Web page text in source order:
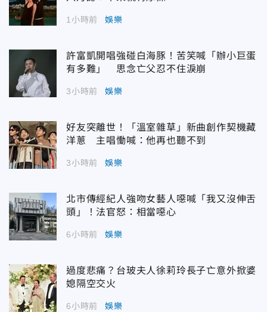
1小時前 娛樂
許富凱開唱強碰白海豚！苦笑喊「辦小巨蛋
有多難」 思念亡父忍不住淚崩
3小時前 娛樂
好友突離世！「溫室雜草」新曲創作契機藏
洋蔥 主唱慟喊：他再也聽不到
3小時前 娛樂
北市傳經紀人強吻女藝人噁喊「我又沒伸舌
頭」！法官怒：相當噁心
6小時前 娛樂
過度悲痛？台玻夫人徐莉玲長子亡意外掀婆
媳隔空交火
6小時前 娛樂